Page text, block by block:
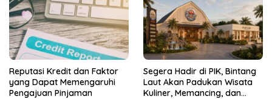
Reputasi Kredit dan Faktor
yang Dapat Memengaruhi
Pengajuan Pinjaman
Segera Hadir di PIK, Bintang
Laut Akan Padukan Wisata
Kuliner, Memancing, dan